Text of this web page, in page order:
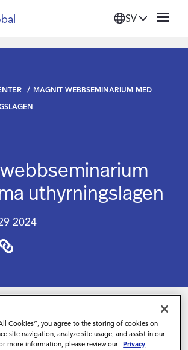
SV
MAGNIT WEBBSEMINARIUM MED
uthyrningslagen
2024
in till ett webbinarium för att ge
i ändringarna i
Cookies”, you agree to the storing of cookies on
site navigation, analyze site usage, and assist in our
more information, please review our Privacy